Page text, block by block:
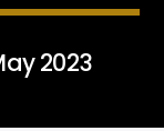
2023